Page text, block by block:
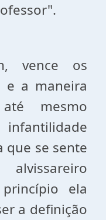
vence os
e a maneira
mesmo
que se sente
ela
a definição